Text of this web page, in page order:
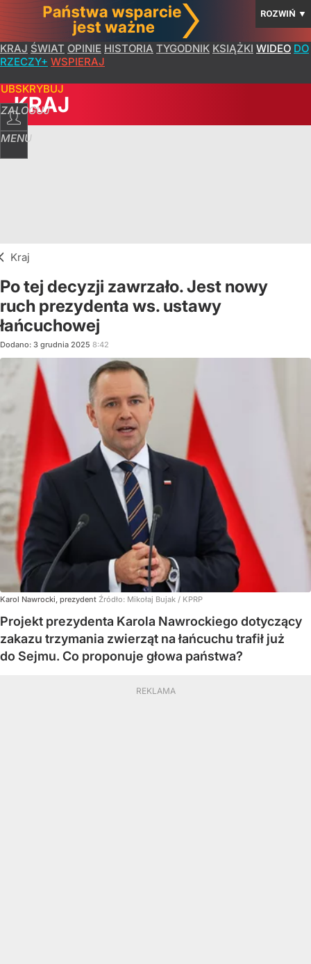
ROZWIŃ ▼
KRAJ ŚWIAT OPINIE HISTORIA TYGODNIK KSIĄŻKI WIDEO DO
RZECZY+ WSPIERAJ
ZALOGUJ
MENU
KRAJ
Kraj
Po tej decyzji zawrzało. Jest nowy
ruch prezydenta ws. ustawy
łańcuchowej
Dodano: 3 grudnia 2025 8:42
Karol Nawrocki, prezydent Źródło: Mikołaj Bujak / KPRP
Projekt prezydenta Karola Nawrockiego dotyczący
zakazu trzymania zwierząt na łańcuchu trafił już
do Sejmu. Co proponuje głowa państwa?